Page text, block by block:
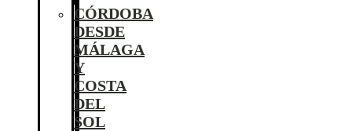
CÓRDOBA
DESDE
MÁLAGA
Y
COSTA
DEL
SOL